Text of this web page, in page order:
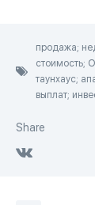
продажа;
стоимость;
таунхаус;
выплат;
Share